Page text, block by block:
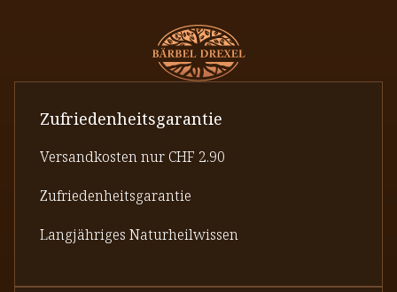
Zufriedenheitsgarantie
Versandkosten nur CHF 2.90
Zufriedenheitsgarantie
Langjähriges Naturheilwissen